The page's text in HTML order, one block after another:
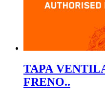
TAPA
FRENO..